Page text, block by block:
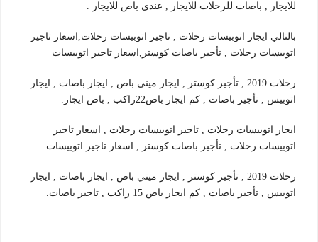
للايجار , باصات للرحلات للايجار , عندي باص للايجار .
بالتالي ايجار اتوبيسات رحلات , تاجير اتوبيسات رحلات,اسعار تاجير
اتوبيسات رحلات , تأجير باصات كوستر,اسعار تاجير اتوبيسات
رحلات 2019 , تأجير كوستر , ايجار ميني باص , ايجار باصات , ايجار
اتوبيس , تأجير باصات , كم ايجار باص22راكب , باص ايجار.
ايجار اتوبيسات رحلات , تاجير اتوبيسات رحلات , اسعار تاجير
اتوبيسات رحلات , تأجير باصات كوستر , اسعار تاجير اتوبيسات
رحلات 2019 , تأجير كوستر , ايجار ميني باص , ايجار باصات , ايجار
اتوبيس , تأجير باصات , كم ايجار باص 15 راكب , تاجير باصات.